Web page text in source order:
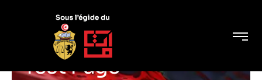
Test Page